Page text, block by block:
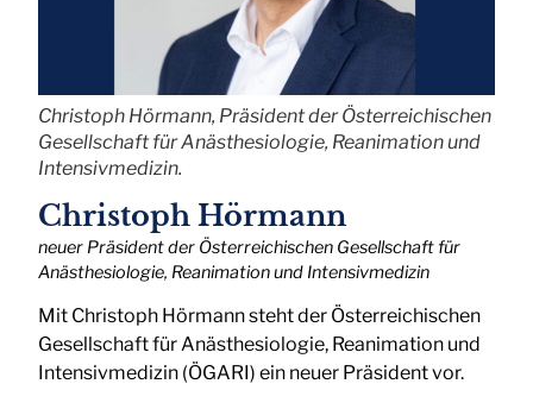
Christoph Hörmann, Präsident der Österreichischen
Gesellschaft für Anästhesiologie, Reanimation und
Intensivmedizin.
Christoph Hörmann
neuer Präsident der Österreichischen Gesellschaft für
Anästhesiologie, Reanimation und Intensivmedizin
Mit Christoph Hörmann steht der Österreichischen
Gesellschaft für Anästhesiologie, Reanimation und
Intensivmedizin (ÖGARI) ein neuer Präsident vor.